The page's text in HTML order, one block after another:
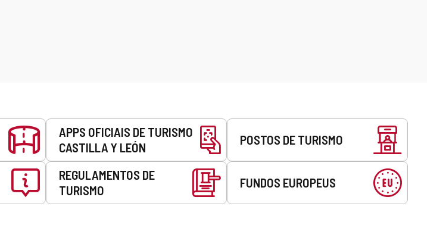
APPS OFICIAIS DE TURISMO
CASTILLA Y LEÓN
POSTOS DE TURISMO
REGULAMENTOS DE
TURISMO
FUNDOS EUROPEUS